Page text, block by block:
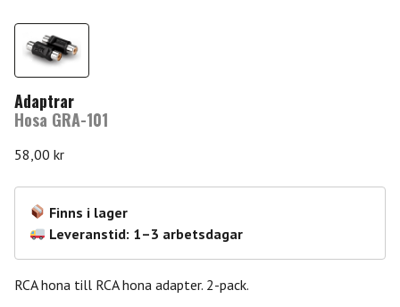
Adaptrar
Hosa GRA-101
58,00 kr
Finns i lager
Leveranstid: 1–3 arbetsdagar
RCA hona till RCA hona adapter. 2-pack.